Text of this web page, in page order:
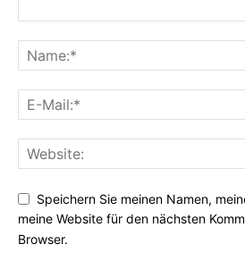
Speichern Sie meinen Namen,
meine Website für den nächsten
Browser.